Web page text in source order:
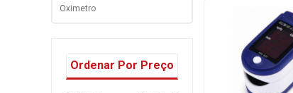
Oximetro
Ordenar Por Preço